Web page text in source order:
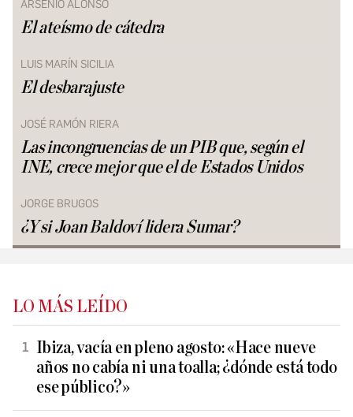
ARSENIO ALONSO
El ateísmo de cátedra
LUIS MARÍN SICILIA
El desbarajuste
JOSÉ RAMÓN RIERA
Las incongruencias de un PIB que, según el
INE, crece mejor que el de Estados Unidos
JORGE BRUGOS
¿Y si Joan Baldoví lidera Sumar?
LO MÁS LEÍDO
Ibiza, vacía en pleno agosto: «Hace nueve
años no cabía ni una toalla; ¿dónde está todo
ese público?»